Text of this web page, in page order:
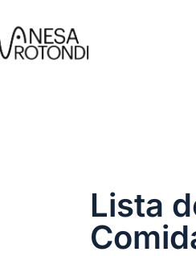
Lista